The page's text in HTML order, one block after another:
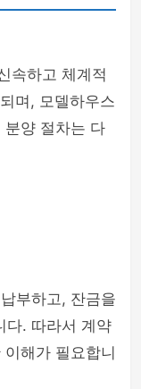
속하고 체계적
며, 모델하우스
분양 절차는 다
부하고, 잔금을
다. 따라서 계약
해가 필요합니